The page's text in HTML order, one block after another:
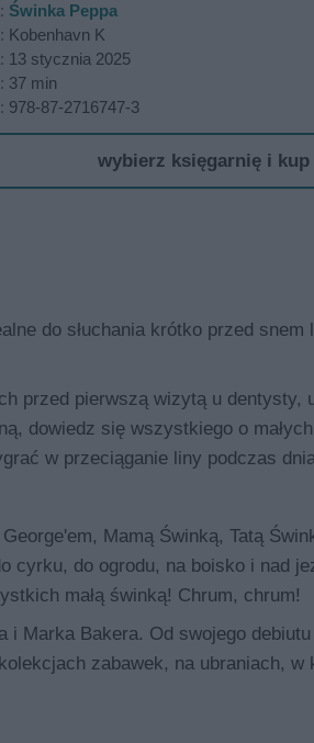
Świnka Peppa
Kobenhavn K
13 stycznia 2025
37 min
978-87-2716747-3
wybierz księgarnię i
do słuchania krótko przed snem
przed pierwszą wizytą u dentysty,
dowiedz się wszystkiego o
w przeciąganie liny podczas
Mamą Świnką, Tatą
cyrku, do ogrodu, na boisko i nad
małą świnką! Chrum, chrum!
i Marka Bakera. Od swojego
zabawek, na ubraniach, w